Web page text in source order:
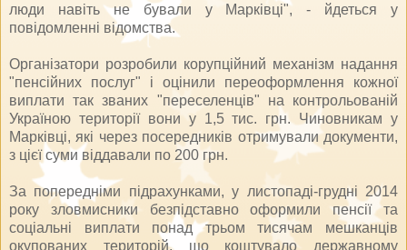
люди навіть не бували у Марківці", - йдеться у
повідомленні відомства.
Організатори розробили корупційний механізм надання
"пенсійних послуг" і оцінили переоформлення кожної
виплати так званих "переселенців" на контрольованій
Україною території вони у 1,5 тис. грн. Чиновникам у
Марківці, які через посередників отримували документи,
з цієї суми віддавали по 200 грн.
За попередніми підрахунками, у листопаді-грудні 2014
року зловмисники безпідставно оформили пенсії та
соціальні виплати понад трьом тисячам мешканців
окупованих територій, що коштувало державному